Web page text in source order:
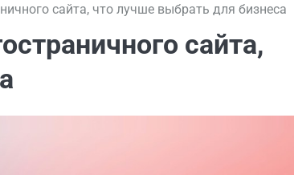
сайта, что лучше выбрать для бизнеса
сайта,